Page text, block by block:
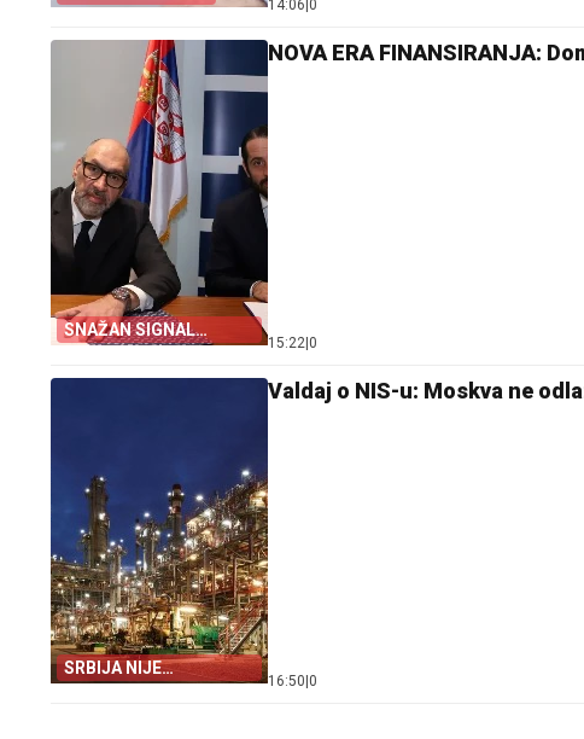
14:06 0
SNAŽAN SIGNAL
TRŽIŠTU
NOVA ERA FINANSIRANJA:
15:22 0
SRBIJA NIJE
KAPITULIRALA
Valdaj o NIS-u: Moskva ne
16:50 0